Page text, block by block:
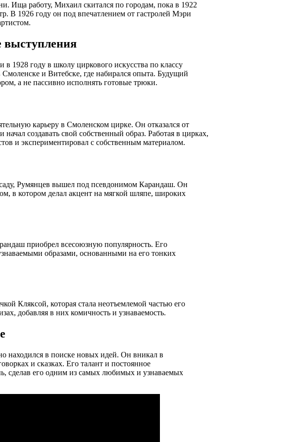
Ища работу, Михаил скитался по городам, пока в 1922
В 1926 году он под впечатлением от гастролей Мэри
выступления
1928 году в школу циркового искусства по классу
и Витебске, где набирался опыта. Будущий
а не пассивно исполнять готовые трюки.
карьеру в Смоленском цирке. Он отказался от
создавать свой собственный образ. Работая в цирках,
и экспериментировал с собственным материалом.
Румянцев вышел под псевдонимом Карандаш. Он
в котором делал акцент на мягкой шляпе, широких
приобрел всесоюзную популярность. Его
образами, основанными на его тонких
Кляксой, которая стала неотъемлемой частью его
добавляя в них комичность и узнаваемость.
находился в поиске новых идей. Он вникал в
и сказках. Его талант и постоянное
сделав его одним из самых любимых и узнаваемых